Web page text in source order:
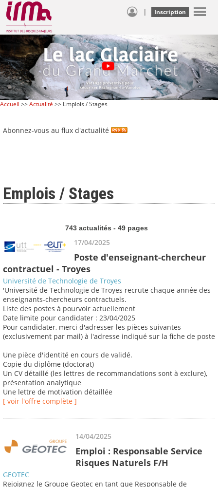
| Inscription
Accueil >>Actualité >> Emplois / Stages
Abonnez-vous au flux d'actualité
Emplois / Stages
743 actualités - 49 pages
17/04/2025
Poste d'enseignant-chercheur
contractuel - Troyes
Université de Technologie de Troyes
'Université de Technologie de Troyes recrute chaque année des
enseignants-chercheurs contractuels.
Liste des postes à pourvoir actuellement
Date limite pour candidater : 23/04/2025
Pour candidater, merci d'adresser les pièces suivantes
(exclusivement par mail) à l'adresse indiqué sur la fiche de poste
Une pièce d'identité en cours de validé.
Copie du diplôme (doctorat)
Un CV détaillé (les lettres de recommandations sont à exclure),
présentation analytique
Une lettre de motivation détaillée
[ voir l'offre complète ]
14/04/2025
Emploi : Responsable Service
Risques Naturels F/H
GEOTEC
Rejoignez le Groupe Geotec en tant que Responsable de